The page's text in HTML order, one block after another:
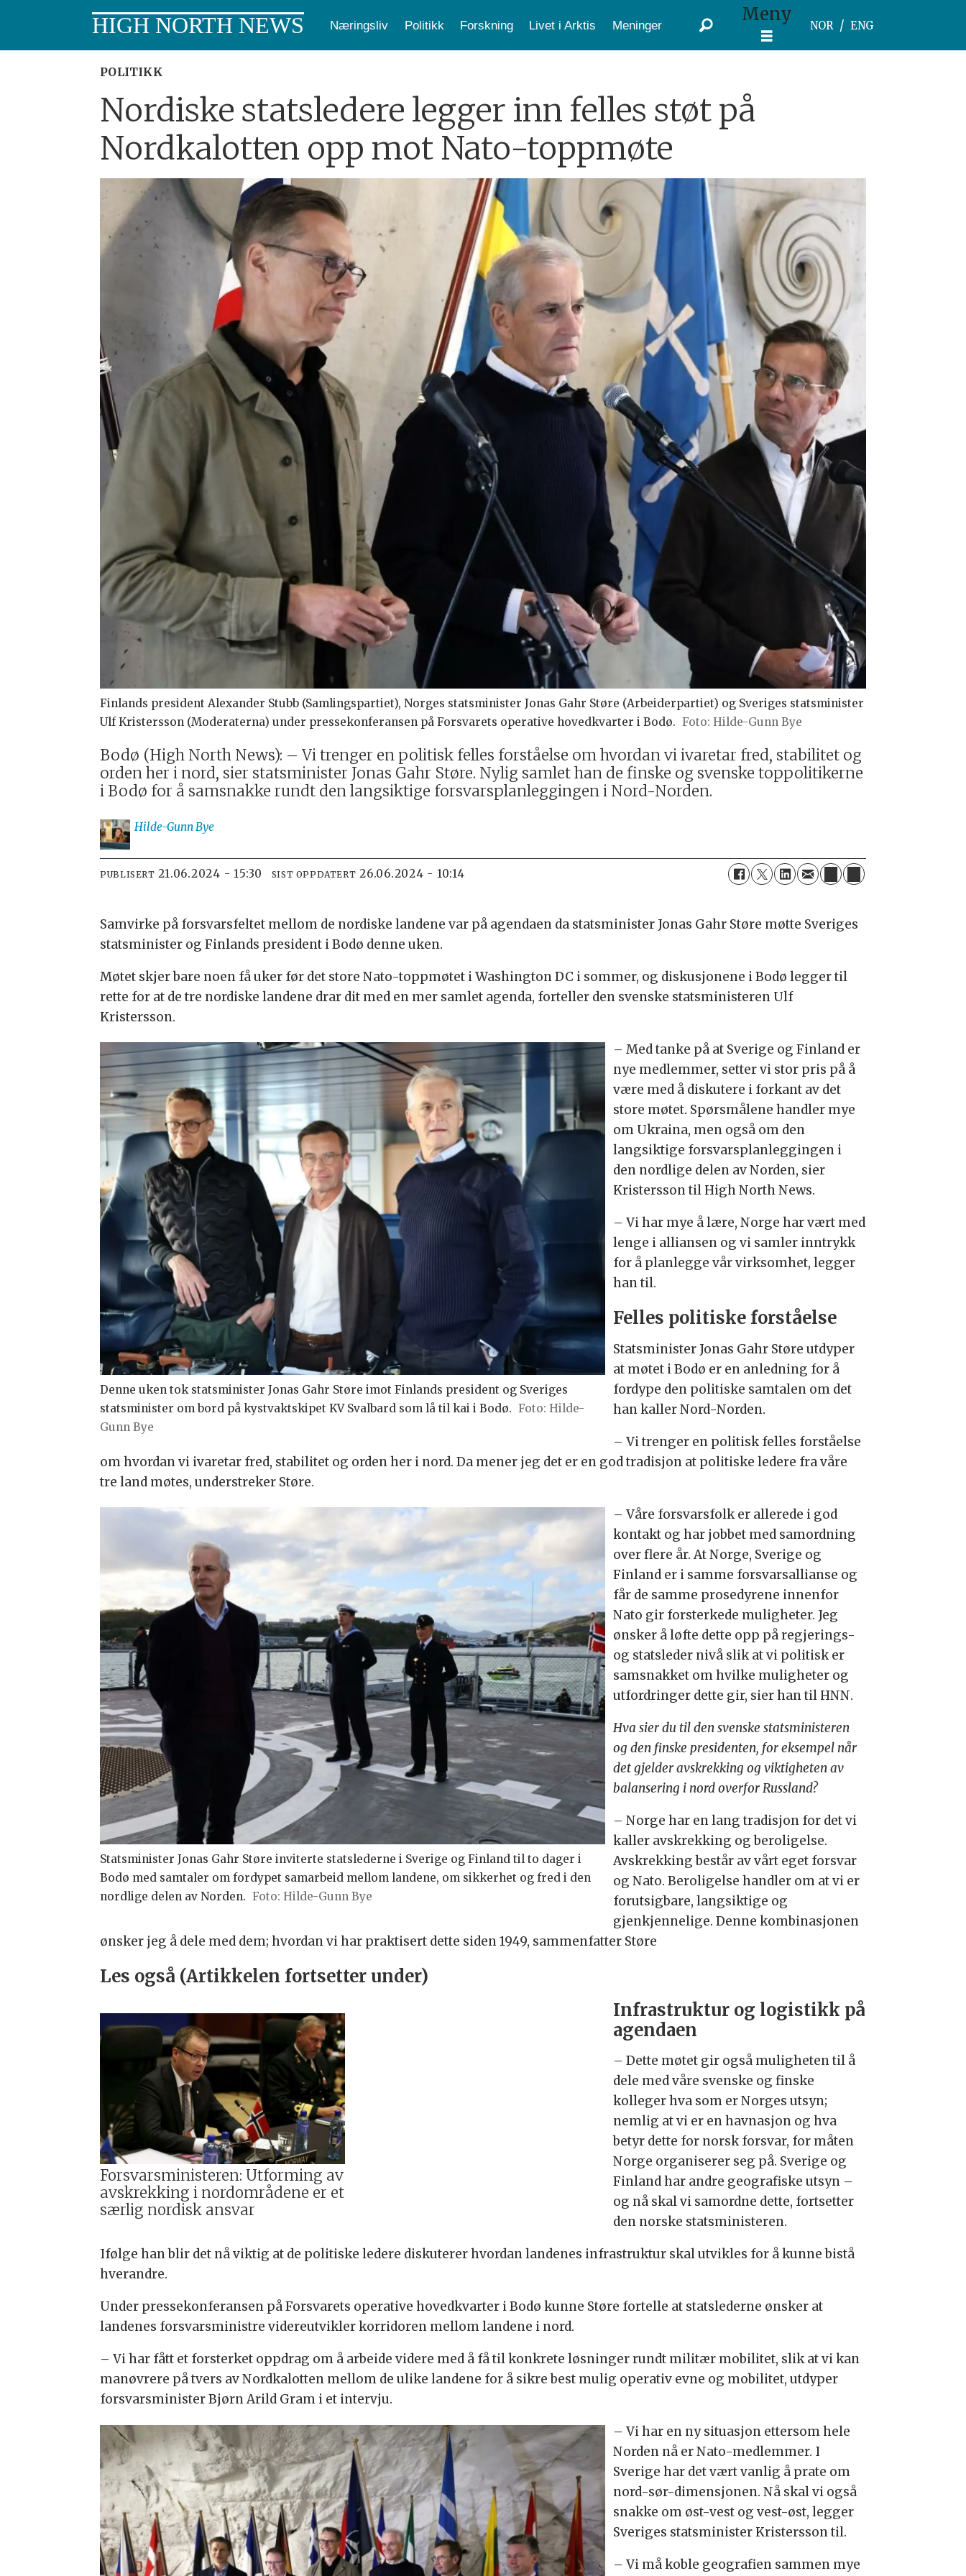
HIGH NORTH NEWS Næringsliv Politikk Forskning Livet i Arktis Meninger Meny
NOR ENG
POLITIKK
Nordiske statsledere legger inn felles støt på
Nordkalotten opp mot Nato-toppmøte
Finlands president Alexander Stubb (Samlingspartiet), Norges statsminister Jonas Gahr Støre (Arbeiderpartiet) og Sveriges statsminister
Ulf Kristersson (Moderaterna) under pressekonferansen på Forsvarets operative hovedkvarter i Bodø.
Hilde-Gunn Bye
Bodø (High North News): – Vi trenger en politisk felles forståelse om hvordan vi ivaretar fred, stabilitet og
orden her i nord, sier statsminister Jonas Gahr Støre. Nylig samlet han de finske og svenske toppolitikerne
i Bodø for å samsnakke rundt den langsiktige forsvarsplanleggingen i Nord-Norden.
Hilde-Gunn Bye
PUBLISERT 21.06.2024 - 15:30 SIST OPPDATERT 26.06.2024 - 10:14
Samvirke på forsvarsfeltet mellom de nordiske landene var på agendaen da statsminister Jonas Gahr Støre møtte Sveriges
statsminister og Finlands president i Bodø denne uken.
Møtet skjer bare noen få uker før det store Nato-toppmøtet i Washington DC i sommer, og diskusjonene i Bodø legger til
rette for at de tre nordiske landene drar dit med en mer samlet agenda, forteller den svenske statsministeren Ulf
Kristersson.
Denne uken tok statsminister Jonas Gahr Støre imot Finlands president og Sveriges
statsminister om bord på kystvaktskipet KV Svalbard som lå til kai i Bodø.
Hilde-
Gunn Bye
–Med tanke på at Sverige og Finland er
nye medlemmer, setter vi stor pris på å
være med å diskutere i forkant av det
store møtet. Spørsmålene handler mye
om Ukraina, men også om den
langsiktige forsvarsplanleggingen i
den nordlige delen av Norden, sier
Kristersson til High North News.
–Vi har mye å lære, Norge har vært med
lenge i alliansen og vi samler inntrykk
for å planlegge vår virksomhet, legger
han til.
Felles politiske forståelse
Statsminister Jonas Gahr Støre utdyper
at møtet i Bodø er en anledning for å
fordype den politiske samtalen om det
han kaller Nord-Norden.
– Vi trenger en politisk felles forståelse
om hvordan vi ivaretar fred, stabilitet og orden her i nord. Da mener jeg det er en god tradisjon at politiske ledere fra våre
tre land møtes, understreker Støre.
Statsminister Jonas Gahr Støre inviterte statslederne i Sverige og Finland til to dager i
Bodø med samtaler om fordypet samarbeid mellom landene, om sikkerhet og fred i den
nordlige delen av Norden.
Hilde-Gunn Bye
– Våre forsvarsfolk er allerede i god
kontakt og har jobbet med samordning
over flere år. At Norge, Sverige og
Finland er i samme forsvarsallianse og
får de samme prosedyrene innenfor
Nato gir forsterkede muligheter. Jeg
ønsker å løfte dette opp på regjerings-
og statsleder nivå slik at vi politisk er
samsnakket om hvilke muligheter og
utfordringer dette gir, sier han til HNN.
Hva sier du til den svenske statsministeren
og den finske presidenten, for eksempel når
det gjelder avskrekking og viktigheten av
balansering i nord overfor Russland?
– Norge har en lang tradisjon for det vi
kaller avskrekking og beroligelse.
Avskrekking består av vårt eget forsvar
og Nato. Beroligelse handler om at vi er
forutsigbare, langsiktige og
gjenkjennelige. Denne kombinasjonen
ønsker jeg å dele med dem; hvordan vi har praktisert dette siden 1949, sammenfatter Støre
Les også (Artikkelen fortsetter under)
Forsvarsministeren: Utforming av
avskrekking i nordområdene er et
særlig nordisk ansvar
Infrastruktur og logistikk på
agendaen
– Dette møtet gir også muligheten til å
dele med våre svenske og finske
kolleger hva som er Norges utsyn;
nemlig at vi er en havnasjon og hva
betyr dette for norsk forsvar, for måten
Norge organiserer seg på. Sverige og
Finland har andre geografiske utsyn –
og nå skal vi samordne dette, fortsetter
den norske statsministeren.
Ifølge han blir det nå viktig at de politiske ledere diskuterer hvordan landenes infrastruktur skal utvikles for å kunne bistå
hverandre.
Under pressekonferansen på Forsvarets operative hovedkvarter i Bodø kunne Støre fortelle at statslederne ønsker at
landenes forsvarsministre videreutvikler korridoren mellom landene i nord.
– Vihar fått et forsterket oppdrag om å arbeide videre med å få til konkrete løsninger rundt militær mobilitet, slik at vi kan
manøvrere på tvers av Nordkalotten mellom de ulike landene for å sikre best mulig operativ evne og mobilitet, utdyper
forsvarsminister Bjørn Arild Gram i et intervju.
–Vi har en ny situasjon ettersom hele
Norden nå er Nato-medlemmer. I
Sverige har det vært vanlig å prate om
nord-sør-dimensjonen. Nå skal vi også
snakke om øst-vest og vest-øst, legger
Sveriges statsminister Kristersson til.
–Vi må koble geografien sammen mye